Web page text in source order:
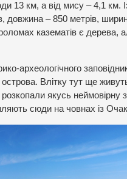
13 км, а від мису – 4,1 км.
довжина – 850 метрів,
казематів є дерева,
археологічного
Влітку тут ще
якусь неймовірну
сюди на човнах із